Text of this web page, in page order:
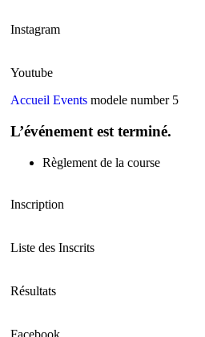
Instagram
Youtube
Accueil Events modele number 5
L’événement est terminé.
Règlement de la course
Inscription
Liste des Inscrits
Résultats
Facebook